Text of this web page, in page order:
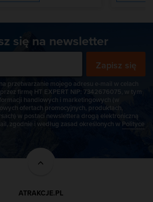
się na newsletter
Zapisz się
przetwarzanie mojego adresu e-mail w celach
firmę HT EXPERT NIP: 7342676075, w tym
handlowych i marketingowych (w
ofertach promocyjnych, produktach,
w postaci newslettera drogą elektroniczną
zgodnie i według zasad określonych w Polityce
ATRAKCJE.PL